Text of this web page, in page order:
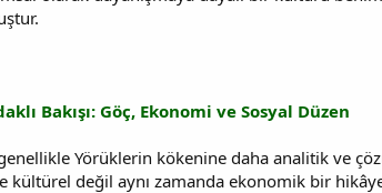
Bakışı: Göç, Ekonomi ve Sosyal Düzen
Yörüklerin kökenine daha analitik ve
kültürel değil aynı zamanda ekonomik bir